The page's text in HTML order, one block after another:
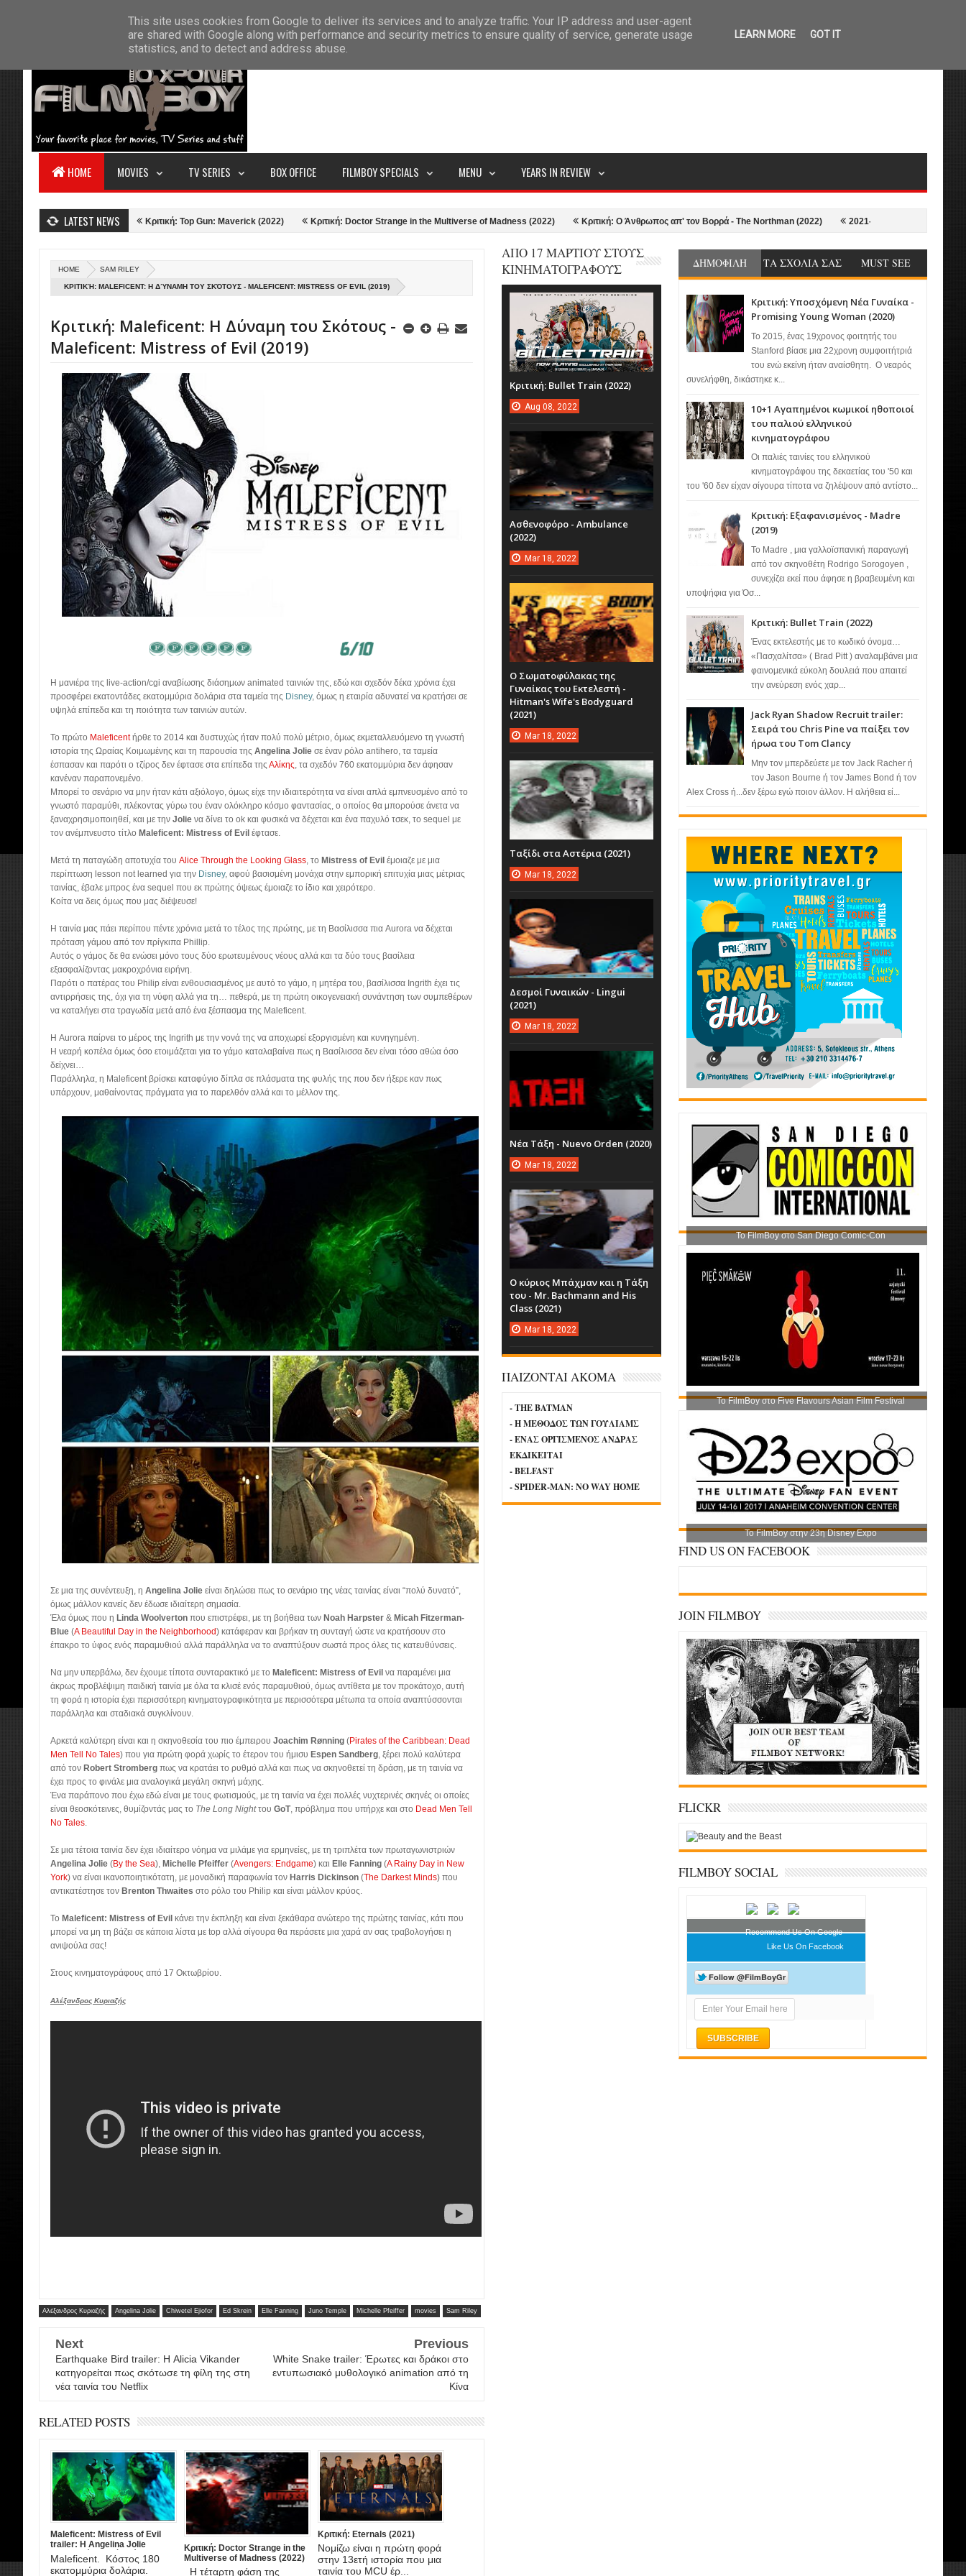
HOME ABOUT US CONTACT SITEMAP
HOME MOVIES TV SERIES BOX OFFICE FILMBOY SPECIALS MENU YEARS IN REVIEW
LATEST NEWS
(1960) Κριτική: Top Gun: Maverick (2022) Κριτική: Doctor Strange in the Multiverse of Madness (2022) Κριτική: Ο Άνθρωπος απ' τον Βορρά - The Northman (2022) 2021-22 in Review: Οι 10+1 Καλύτερες
HOME SAM RILEY
ΚΡΙΤΙΚΉ: MALEFICENT: Η ΔΎΝΑΜΗ ΤΟΥ ΣΚΌΤΟΥΣ - MALEFICENT: MISTRESS OF EVIL (2019)
Κριτική: Maleficent: Η Δύναμη του Σκότους -
Maleficent: Mistress of Evil (2019)
Η μανιέρα της live-action/cgi αναβίωσης διάσημων animated ταινιών της, εδώ και σχεδόν δέκα χρόνια έχει
προσφέρει εκατοντάδες εκατομμύρια δολάρια στα ταμεία της Disney, όμως η εταιρία αδυνατεί να κρατήσει σε
υψηλά επίπεδα και τη ποιότητα των ταινιών αυτών.
Το πρώτο Maleficentήρθε το 2014 και δυστυχώς ήταν πολύ πολύ μέτριο, όμως εκμεταλλευόμενο τη γνωστή
ιστορία της Ωραίας Κοιμωμένης και τη παρουσία της Angelina Jolie σε έναν ρόλο antihero, τα ταμεία
έσπασαν και παρότι ο τζίρος δεν έφτασε στα επίπεδα της Αλίκης, τα σχεδόν 760 εκατομμύρια δεν άφησαν
κανέναν παραπονεμένο.
Μπορεί το σενάριο να μην ήταν κάτι αξιόλογο, όμως είχε την ιδιαιτερότητα να είναι απλά εμπνευσμένο από το
γνωστό παραμύθι, πλέκοντας γύρω του έναν ολόκληρο κόσμο φαντασίας, ο οποίος θα μπορούσε άνετα να
ξαναχρησιμοποιηθεί, και με την Jolie να δίνει το ok και φυσικά να δέχεται και ένα παχυλό τσεκ, το sequel με
τον ανέμπνευστο τίτλο Maleficent: Mistress of Evil έφτασε.
Μετά τη παταγώδη αποτυχία του Alice Through the Looking Glass, το Mistress of Evil έμοιαζε με μια
περίπτωση lesson not learned για την Disney, αφού βασισμένη μονάχα στην εμπορική επιτυχία μιας μέτριας
ταινίας, έβαλε μπρος ένα sequel που εκ πρώτης όψεως έμοιαζε το ίδιο και χειρότερο.
Κοίτα να δεις όμως που μας διέψευσε!
Η ταινία μας πάει περίπου πέντε χρόνια μετά το τέλος της πρώτης, με τη Βασίλισσα πια Aurora να δέχεται
πρόταση γάμου από τον πρίγκιπα Phillip.
Αυτός ο γάμος δε θα ενώσει μόνο τους δύο ερωτευμένους νέους αλλά και τα δύο τους βασίλεια
εξασφαλίζοντας μακροχρόνια ειρήνη.
Παρότι ο πατέρας του Philip είναι ενθουσιασμένος με αυτό το γάμο, η μητέρα του, βασίλισσα Ingrith έχει τις
αντιρρήσεις της, όχι για τη νύφη αλλά για τη… πεθερά, με τη πρώτη οικογενειακή συνάντηση των συμπεθέρων
να καταλήγει στα τραγωδία μετά από ένα ξέσπασμα της Maleficent.
Η Aurora παίρνει το μέρος της Ingrith με την νονά της να αποχωρεί εξοργισμένη και κυνηγημένη.
Η νεαρή κοπέλα όμως όσο ετοιμάζεται για το γάμο καταλαβαίνει πως η Βασίλισσα δεν είναι τόσο αθώα όσο
δείχνει…
Παράλληλα, η Maleficent βρίσκει καταφύγιο δίπλα σε πλάσματα της φυλής της που δεν ήξερε καν πως
υπάρχουν, μαθαίνοντας πράγματα για το παρελθόν αλλά και το μέλλον της.
Σε μια της συνέντευξη, η Angelina Jolie είναι δηλώσει πως το σενάριο της νέας ταινίας είναι “πολύ δυνατό”,
όμως μάλλον κανείς δεν έδωσε ιδιαίτερη σημασία.
Έλα όμως που η Linda Woolverton που επιστρέφει, με τη βοήθεια των Noah Harpster & Micah Fitzerman-
Blue (A Beautiful Day in the Neighborhood) κατάφεραν και βρήκαν τη συνταγή ώστε να κρατήσουν στο
έπακρο το ύφος ενός παραμυθιού αλλά παράλληλα να το αναπτύξουν σωστά προς όλες τις κατευθύνσεις.
Να μην υπερβάλω, δεν έχουμε τίποτα συνταρακτικό με το Maleficent: Mistress of Evil να παραμένει μια
άκρως προβλέψιμη παιδική ταινία με όλα τα κλισέ ενός παραμυθιού, όμως αντίθετα με τον προκάτοχο, αυτή
τη φορά η ιστορία έχει περισσότερη κινηματογραφικότητα με περισσότερα μέτωπα τα οποία αναπτύσσονται
παράλληλα και σταδιακά συγκλίνουν.
Αρκετά καλύτερη είναι και η σκηνοθεσία του πιο έμπειρου Joachim Rønning (Pirates of the Caribbean: Dead
Men Tell No Tales) που για πρώτη φορά χωρίς το έτερον του ήμισυ Espen Sandberg, ξέρει πολύ καλύτερα
από τον Robert Stromberg πως να κρατάει το ρυθμό αλλά και πως να σκηνοθετεί τη δράση, με τη ταινία να
έχει προς το φινάλε μια αναλογικά μεγάλη σκηνή μάχης.
Ένα παράπονο που έχω εδώ είναι με τους φωτισμούς, με τη ταινία να έχει πολλές νυχτερινές σκηνές οι οποίες
είναι θεοσκότεινες, θυμίζοντάς μας το The Long Nightτου GoT, πρόβλημα που υπήρχε και στο Dead Men Tell
No Tales.
Σε μια τέτοια ταινία δεν έχει ιδιαίτερο νόημα να μιλάμε για ερμηνείες, με τη τριπλέτα των πρωταγωνιστριών
Angelina Jolie (By the Sea), Michelle Pfeiffer (Avengers: Endgame) και Elle Fanning (A Rainy Day in New
York) να είναι ικανοποιητικότατη, με μοναδική παραφωνία τον Harris Dickinson (The Darkest Minds) που
αντικατέστησε τον Brenton Thwaites στο ρόλο του Philip και είναι μάλλον κρύος.
Το Maleficent: Mistress of Evil κάνει την έκπληξη και είναι ξεκάθαρα ανώτερο της πρώτης ταινίας, κάτι που
μπορεί να μη τη βάζει σε κάποια λίστα με top αλλά σίγουρα θα περάσετε μια χαρά αν σας τραβολογήσει η
ανιψούλα σας!
Στους κινηματογράφους από 17 Οκτωβρίου.
Αλέξανδρος Κυριαζής
Αλέξανδρος Κυριαζής Angelina Jolie Chiwetel Ejiofor Ed Skrein Elle Fanning Juno Temple Michelle Pfeiffer movies Sam Riley
Next
Earthquake Bird trailer: Η Alicia Vikander
κατηγορείται πως σκότωσε τη φίλη της στη
νέα ταινία του Netflix
Previous
White Snake trailer: Έρωτες και δράκοι στο
εντυπωσιακό μυθολογικό animation από τη
Κίνα
RELATED POSTS
Maleficent: Mistress of Evil
trailer: Η Angelina Jolie
ξαναφοράει τα κέρατά της!
Maleficent. Κόστος 180
εκατομμύρια δολάρια.
Κριτική: Doctor Strange in the
Multiverse of Madness (2022)
Η τέταρτη φάση της
Κριτική: Eternals (2021)
Νομίζω είναι η πρώτη φορά
στην 13ετή ιστορία που μια
ταινία του MCU έρ...
ΔΗΜΟΦΙΛΗ ΤΑ ΣΧΟΛΙΑ ΣΑΣ MUST SEE
Κριτική: Υποσχόμενη Νέα Γυναίκα -
Promising Young Woman (2020)
Το 2015, ένας 19χρονος φοιτητής του
Stanford βίασε μια 22χρονη συμφοιτήτριά
του ενώ εκείνη ήταν αναίσθητη. Ο νεαρός
συνελήφθη, δικάστηκε κ...
10+1 Αγαπημένοι κωμικοί ηθοποιοί
του παλιού ελληνικού
κινηματογράφου
Οι παλιές ταινίες του ελληνικού
κινηματογράφου της δεκαετίας του '50 και
του '60 δεν είχαν σίγουρα τίποτα να ζηλέψουν από αντίστο...
Κριτική: Εξαφανισμένος - Madre
(2019)
Το Madre , μια γαλλοϊσπανική παραγωγή
από τον σκηνοθέτη Rodrigo Sorogoyen ,
συνεχίζει εκεί που άφησε η βραβευμένη και
υποψήφια για Όσ...
Κριτική: Bullet Train (2022)
Ένας εκτελεστής με το κωδικό όνομα…
«Πασχαλίτσα» ( Brad Pitt ) αναλαμβάνει μια
φαινομενικά εύκολη δουλειά που απαιτεί
την ανεύρεση ενός χαρ...
Jack Ryan Shadow Recruit trailer:
Σειρά του Chris Pine να παίξει τον
ήρωα του Tom Clancy
Μην τον μπερδεύετε με τον Jack Racher ή
τον Jason Bourne ή τον James Bond ή τον
Alex Cross ή...δεν ξέρω εγώ ποιον άλλον. Η αλήθεια εί...
Το FilmBoy στο San Diego Comic-Con
Το FilmBoy στο Five Flavours Asian Film Festival
Το FilmBoy στην 23η Disney Expo
FIND US ON FACEBOOK
JOIN FILMBOY
FLICKR
FILMBOY SOCIAL
Recommend Us On Google
Like Us On Facebook
ΑΠΟ 17 ΜΑΡΤΙΟΥ ΣΤΟΥΣ
ΚΙΝΗΜΑΤΟΓΡΑΦΟΥΣ
Κριτική: Bullet Train (2022)
Aug 08, 2022
Ασθενοφόρο - Ambulance
(2022)
Mar 18, 2022
Ο Σωματοφύλακας της
Γυναίκας του Εκτελεστή -
Hitman's Wife's Bodyguard
(2021)
Mar 18, 2022
Ταξίδι στα Αστέρια (2021)
Mar 18, 2022
Δεσμοί Γυναικών - Lingui
(2021)
Mar 18, 2022
Νέα Τάξη - Nuevo Orden (2020)
Mar 18, 2022
Ο κύριος Μπάχμαν και η Τάξη
του - Mr. Bachmann and His
Class (2021)
Mar 18, 2022
ΠΑΙΖΟΝΤΑΙ ΑΚΟΜΑ
- THE BATMAN
- Η ΜΕΘΟΔΟΣ ΤΩΝ ΓΟΥΛΙΑΜΣ
- ΕΝΑΣ ΟΡΓΙΣΜΕΝΟΣ ΑΝΔΡΑΣ
ΕΚΔΙΚΕΙΤΑΙ
- BELFAST
- SPIDER-MAN: NO WAY HOME
This site uses cookies from Google to deliver its services and to analyze traffic. Your IP address and user-agent
are shared with Google along with performance and security metrics to ensure quality of service, generate usage
statistics, and to detect and address abuse.
LEARN MORE GOT IT